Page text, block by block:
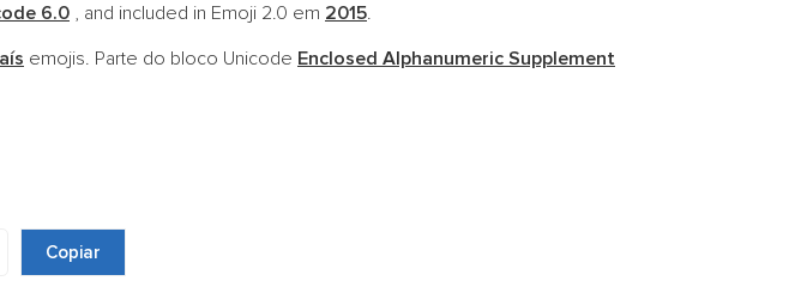
6.0 , and included in Emoji 2.0 em 2015.
emojis. Parte do bloco Unicode Enclosed Alphanumeric Supplement
Copiar